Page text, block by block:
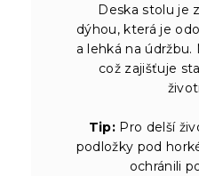
Deska stolu je
dýhou, která je
a lehká na
což zajišťuje
Tip: Pro delší
podložky pod
ochránili